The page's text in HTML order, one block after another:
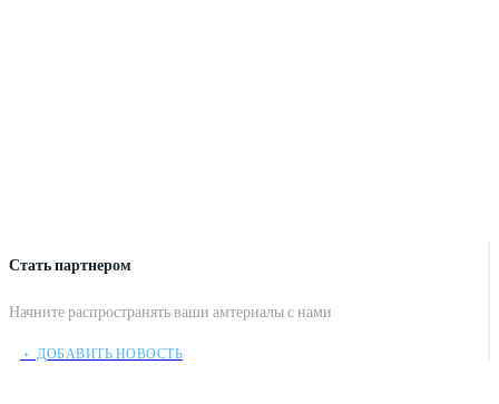
Стать партнером
Начните распространять ваши амтериалы с нами
﹢ ДОБАВИТЬ НОВОСТЬ